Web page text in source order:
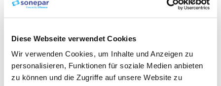
Diese Webseite verwendet Cookies
Wir verwenden Cookies, um Inhalte und Anzeigen zu
personalisieren, Funktionen für soziale Medien anbieten
zu können und die Zugriffe auf unsere Website zu